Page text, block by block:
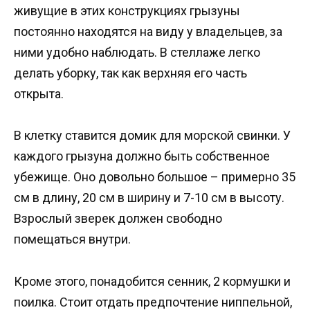
живущие в этих конструкциях грызуны
постоянно находятся на виду у владельцев, за
ними удобно наблюдать. В стеллаже легко
делать уборку, так как верхняя его часть
открыта.
В клетку ставится домик для морской свинки. У
каждого грызуна должно быть собственное
убежище. Оно довольно большое – примерно 35
см в длину, 20 см в ширину и 7-10 см в высоту.
Взрослый зверек должен свободно
помещаться внутри.
Кроме этого, понадобится сенник, 2 кормушки и
поилка. Стоит отдать предпочтение ниппельной,